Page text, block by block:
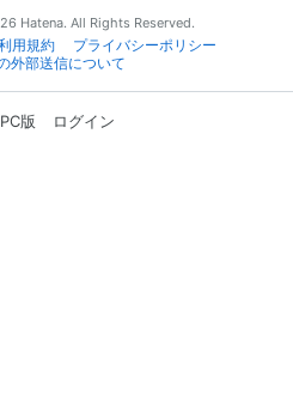
Hatena. All Rights Reserved.
用規約
プライバシーポリシー
外部送信について
PC版 ログイン